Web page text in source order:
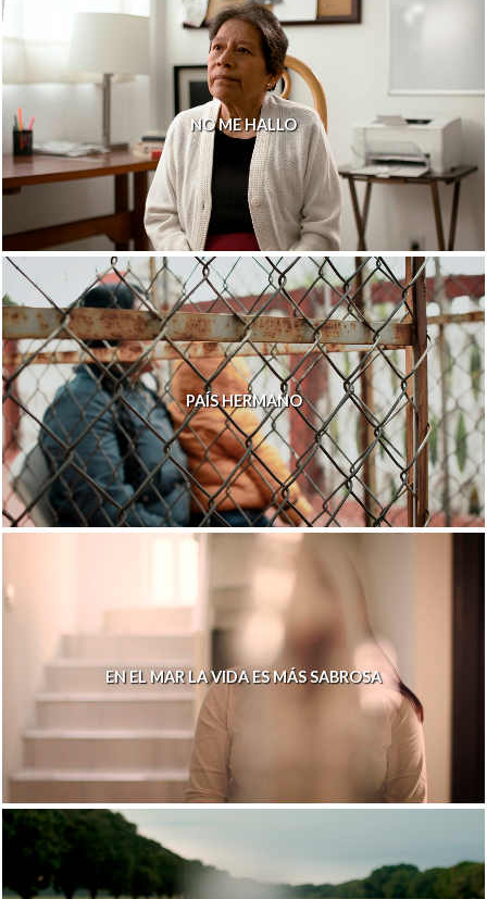
NO ME HALLO
PAÍS HERMANO
EN EL MAR LA VIDA ES MÁS SABROSA